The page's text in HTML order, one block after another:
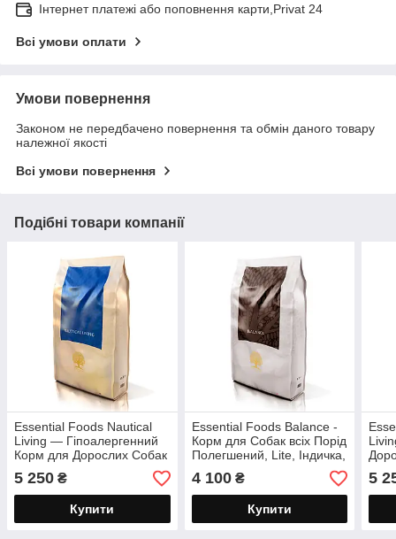
Інтернет платежі або поповнення карти,Privat 24
Всі умови оплати
Умови повернення
Законом не передбачено повернення та обмін даного товару
належної якості
Всі умови повернення
Подібні товари компанії
Essential Foods Nautical
Living — Гіпоалергенний
Корм для Дорослих Собак
Серед-Круп Пород
Лосось,Форель 10кг
5 250 ₴
Купити
Essential Foods Balance -
Корм для Собак всіх Порід
Полегшений, Lite, Індичка,
Овес, Рис 10 кг
4 100₴
Купити
5